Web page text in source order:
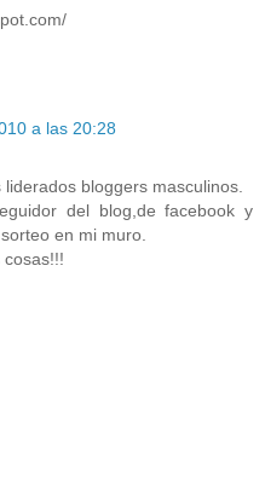
a las 20:28
bloggers masculinos.
del blog,de facebook y
en mi muro.